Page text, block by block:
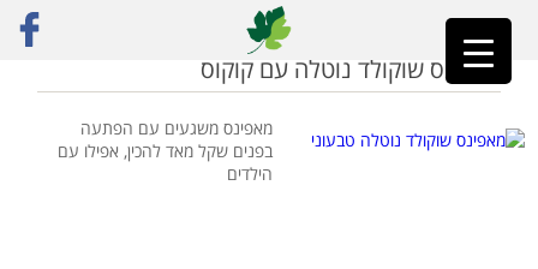
ראשי»מאפינס
מאפינס שוקולד נוטלה עם קוקוס
מאפינס משגעים עם הפתעה
בפנים שקל מאד להכין, אפילו עם
הילדים